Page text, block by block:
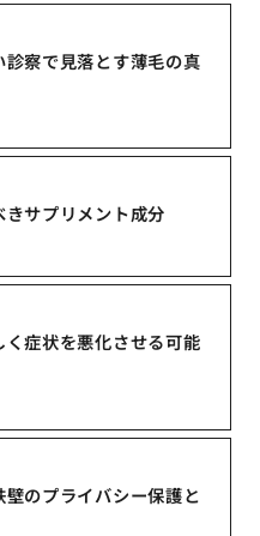
察で見落とす薄毛の真
サプリメント成分
症状を悪化させる可能
のプライバシー保護と